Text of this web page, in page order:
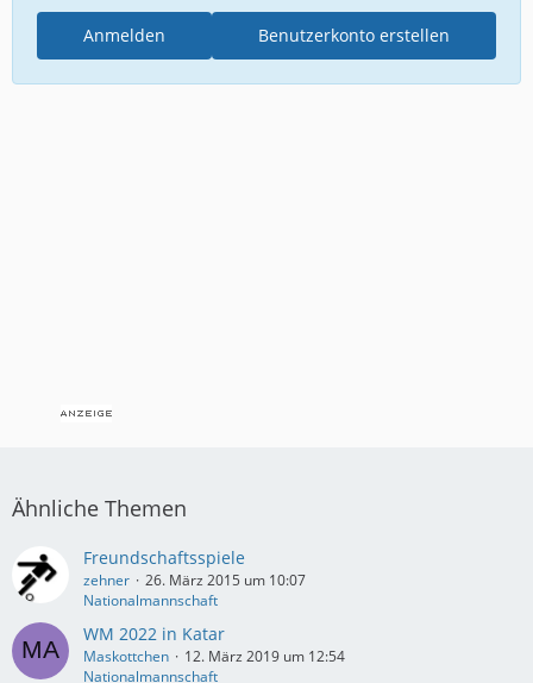
Benutzerkonto erstellen
Anmelden
Ähnliche Themen
Freundschaftsspiele
zehner
26. März 2015 um 10:07
Nationalmannschaft
WM 2022 in Katar
Maskottchen
12. März 2019 um 12:54
Nationalmannschaft